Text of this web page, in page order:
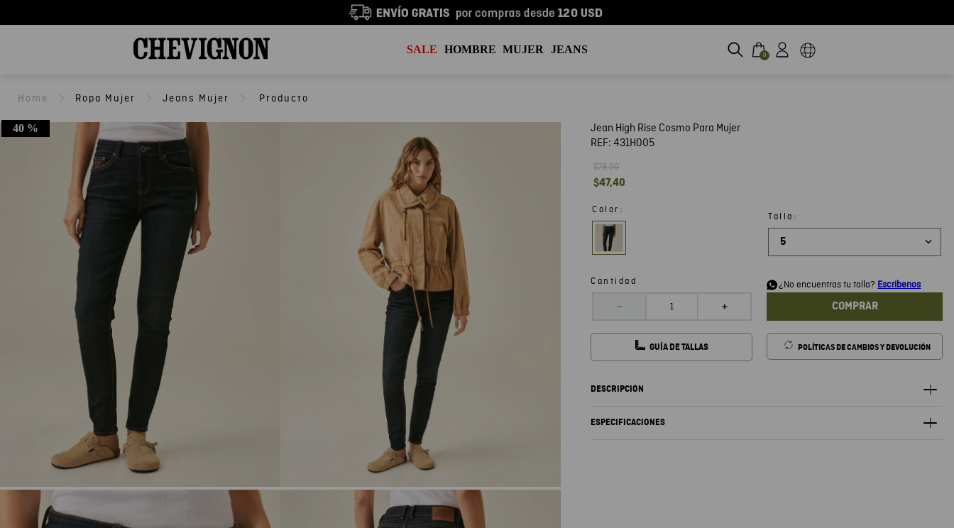
SALE HOMBRE MUJER JEANS 0
Ropa Mujer Jeans Mujer
40 %
Jean High Rise Cosmo Para Mujer
REF:431H005
$79,00
$47,40
Color :
Talla :
5
¿No encuentras tu talla? Escribenos
Cantidad
＋
－ COMPRAR
GUÍA DE TALLAS POLÍTICAS DE CAMBIOS Y DEVOLUCIÓN
DESCRIPCIÓN
ESPECIFICACIONES